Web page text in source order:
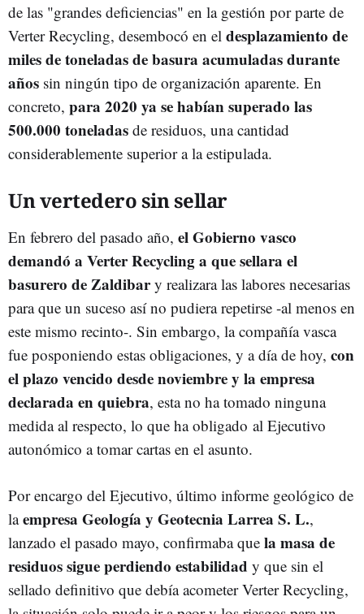
de las "grandes deficiencias" en la gestión por parte de
Verter Recycling, desembocó en el desplazamiento de
miles de toneladas de basura acumuladas durante
años sin ningún tipo de organización aparente. En
concreto, para 2020 ya se habían superado las
500.000 toneladas de residuos, una cantidad
considerablemente superior a la estipulada.
Un vertedero sin sellar
En febrero del pasado año, el Gobierno vasco
demandó a Verter Recycling a que sellara el
basurero de Zaldibary realizara las labores necesarias
para que un suceso así no pudiera repetirse -al menos en
este mismo recinto-. Sin embargo, la compañía vasca
fue posponiendo estas obligaciones, y a día de hoy, con
el plazo vencido desde noviembre y la empresa
declarada en quiebra, esta no ha tomado ninguna
medida al respecto, lo que ha obligado al Ejecutivo
autonómico a tomar cartas en el asunto.
Por encargo del Ejecutivo, último informe geológico de
laempresa Geología y Geotecnia Larrea S. L.,
lanzado el pasado mayo, confirmaba que la masa de
residuos sigue perdiendo estabilidad y que sin el
sellado definitivo que debía acometer Verter Recycling,